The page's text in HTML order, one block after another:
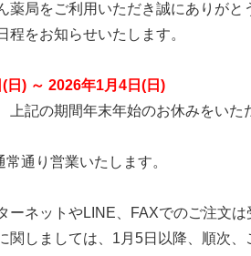
薬局をご利用いただき誠にありがと
程をお知らせいたします。
日) ～ 2026年1月4日(日)
上記の期間年末年始のお休みをいた
常通り営業いたします。
ーネットやLINE、FAXでのご注文は
関しましては、1月5日以降、順次、